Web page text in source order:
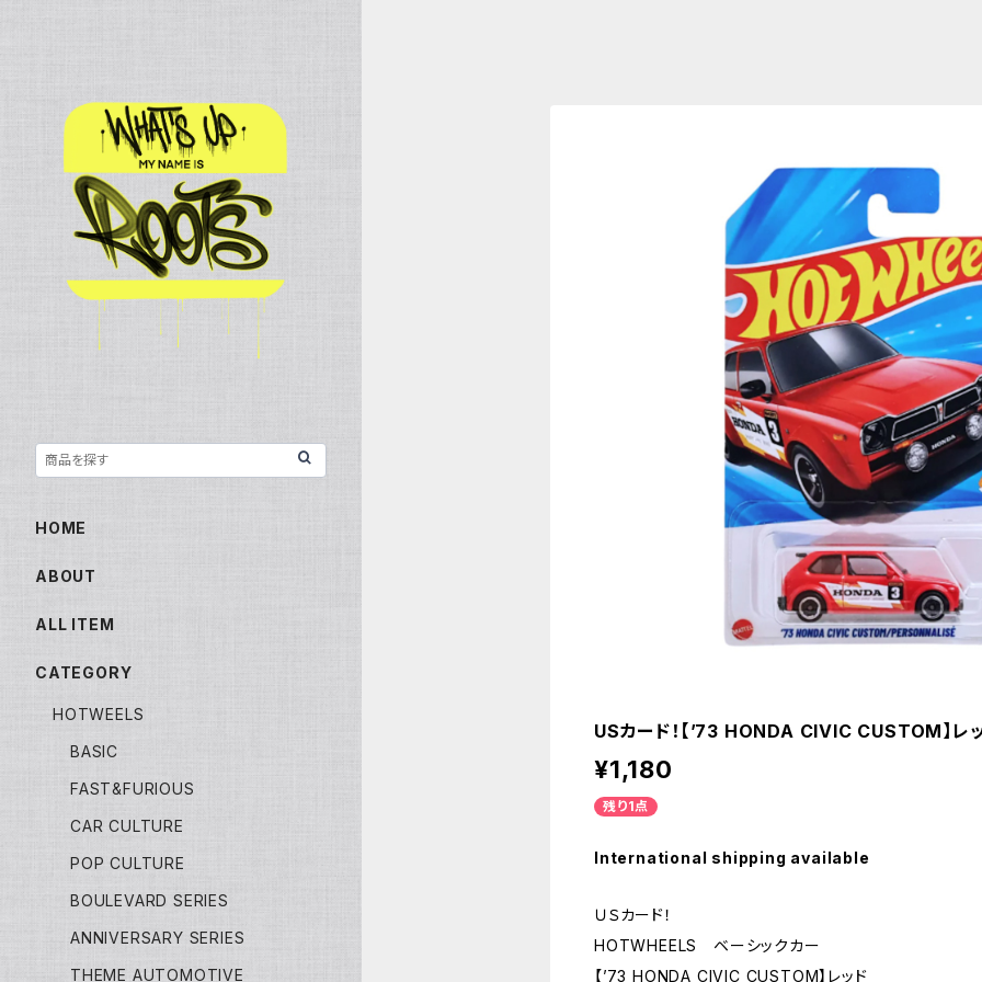
USカード！【’73 HONDA CIVIC CUSTOM】レ
¥1,180
残り1点
International shipping available
ＵＳカード！
HOTWHEELS ベーシックカー
【’73 HONDA CIVIC CUSTOM】レッド
HOME
ABOUT
ALL ITEM
CATEGORY
HOTWEELS
BASIC
FAST&FURIOUS
CAR CULTURE
POP CULTURE
BOULEVARD SERIES
ANNIVERSARY SERIES
THEME AUTOMOTIVE